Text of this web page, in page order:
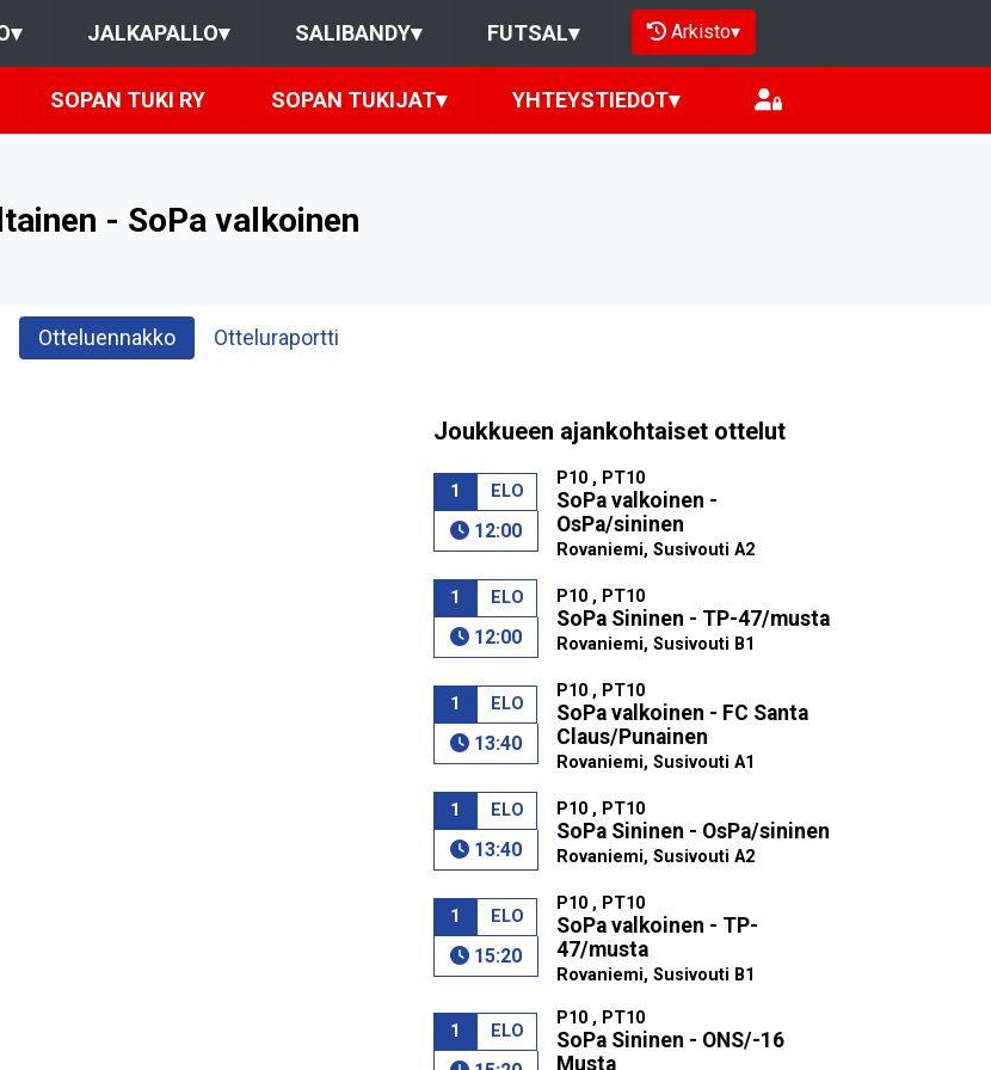
▾ JALKAPALLO▾ SALIBANDY▾ FUTSAL▾ Arkisto▾
SOPAN TUKI RY SOPAN TUKIJAT▾ YHTEYSTIEDOT▾
- SoPa valkoinen
Otteluennakko Otteluraportti
Joukkueen ajankohtaiset ottelut
1 ELO
12:00
P10 , PT10
SoPa valkoinen -
OsPa/sininen
Rovaniemi, Susivouti A2
1 ELO
12:00
P10 , PT10
SoPa Sininen - TP-47/musta
Rovaniemi, Susivouti B1
1 ELO
13:40
P10 , PT10
SoPa valkoinen - FC Santa
Claus/Punainen
Rovaniemi, Susivouti A1
1 ELO
13:40
P10 , PT10
SoPa Sininen - OsPa/sininen
Rovaniemi, Susivouti A2
1 ELO
15:20
P10 , PT10
SoPa valkoinen - TP-
47/musta
Rovaniemi, Susivouti B1
1 ELO
P10 , PT10
SoPa Sininen - ONS/-16
Musta